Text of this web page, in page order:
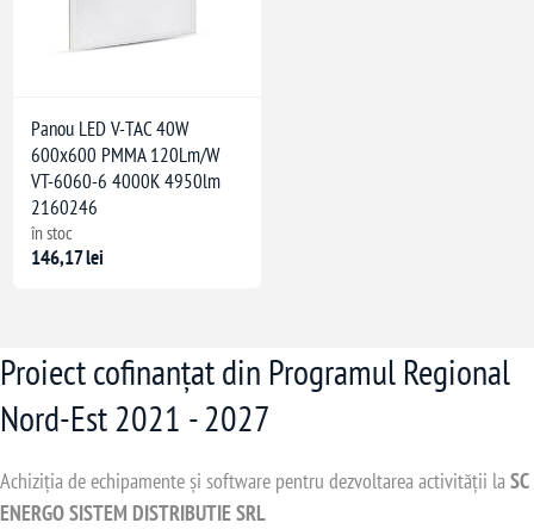
Panou LED V-TAC 40W
600x600 PMMA 120Lm/W
VT-6060-6 4000K 4950lm
2160246
în stoc
146,17 lei
Proiect cofinanțat din Programul Regional
Nord-Est 2021 - 2027
Achiziția de echipamente și software pentru dezvoltarea activității laSC
ENERGO SISTEM DISTRIBUTIE SRL